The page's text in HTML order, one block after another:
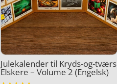
Julekalender til Kryds-og-tværs
Elskere – Volume 2 (Engelsk)